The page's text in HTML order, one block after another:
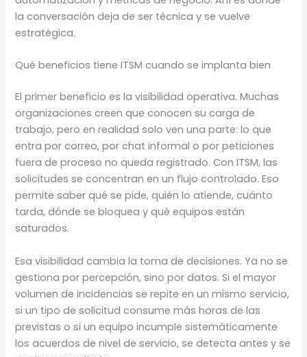
la conversación deja de ser técnica y se vuelve
estratégica.
Qué beneficios tiene ITSM cuando se implanta bien
El primer beneficio es la visibilidad operativa. Muchas
organizaciones creen que conocen su carga de
trabajo, pero en realidad solo ven una parte: lo que
entra por correo, por chat informal o por peticiones
fuera de proceso no queda registrado. Con ITSM, las
solicitudes se concentran en un flujo controlado. Eso
permite saber qué se pide, quién lo atiende, cuánto
tarda, dónde se bloquea y qué equipos están
saturados.
Esa visibilidad cambia la toma de decisiones. Ya no se
gestiona por percepción, sino por datos. Si el mayor
volumen de incidencias se repite en un mismo servicio,
si un tipo de solicitud consume más horas de las
previstas o si un equipo incumple sistemáticamente
los acuerdos de nivel de servicio, se detecta antes y se